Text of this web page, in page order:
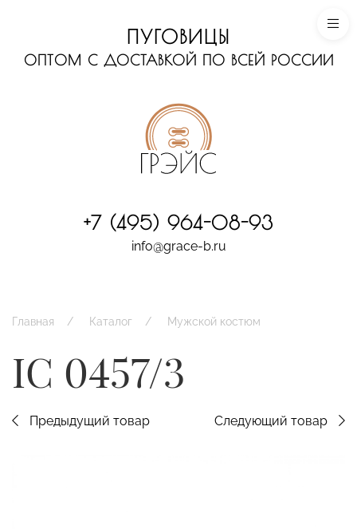
ПУГОВИЦЫ
ОПТОМ С ДОСТАВКОЙ ПО ВСЕЙ РОССИИ
+7 (495) 964-08-93
info@grace-b.ru
Главная Каталог Мужской костюм
IC 0457/3
Предыдущий товар Следующий товар